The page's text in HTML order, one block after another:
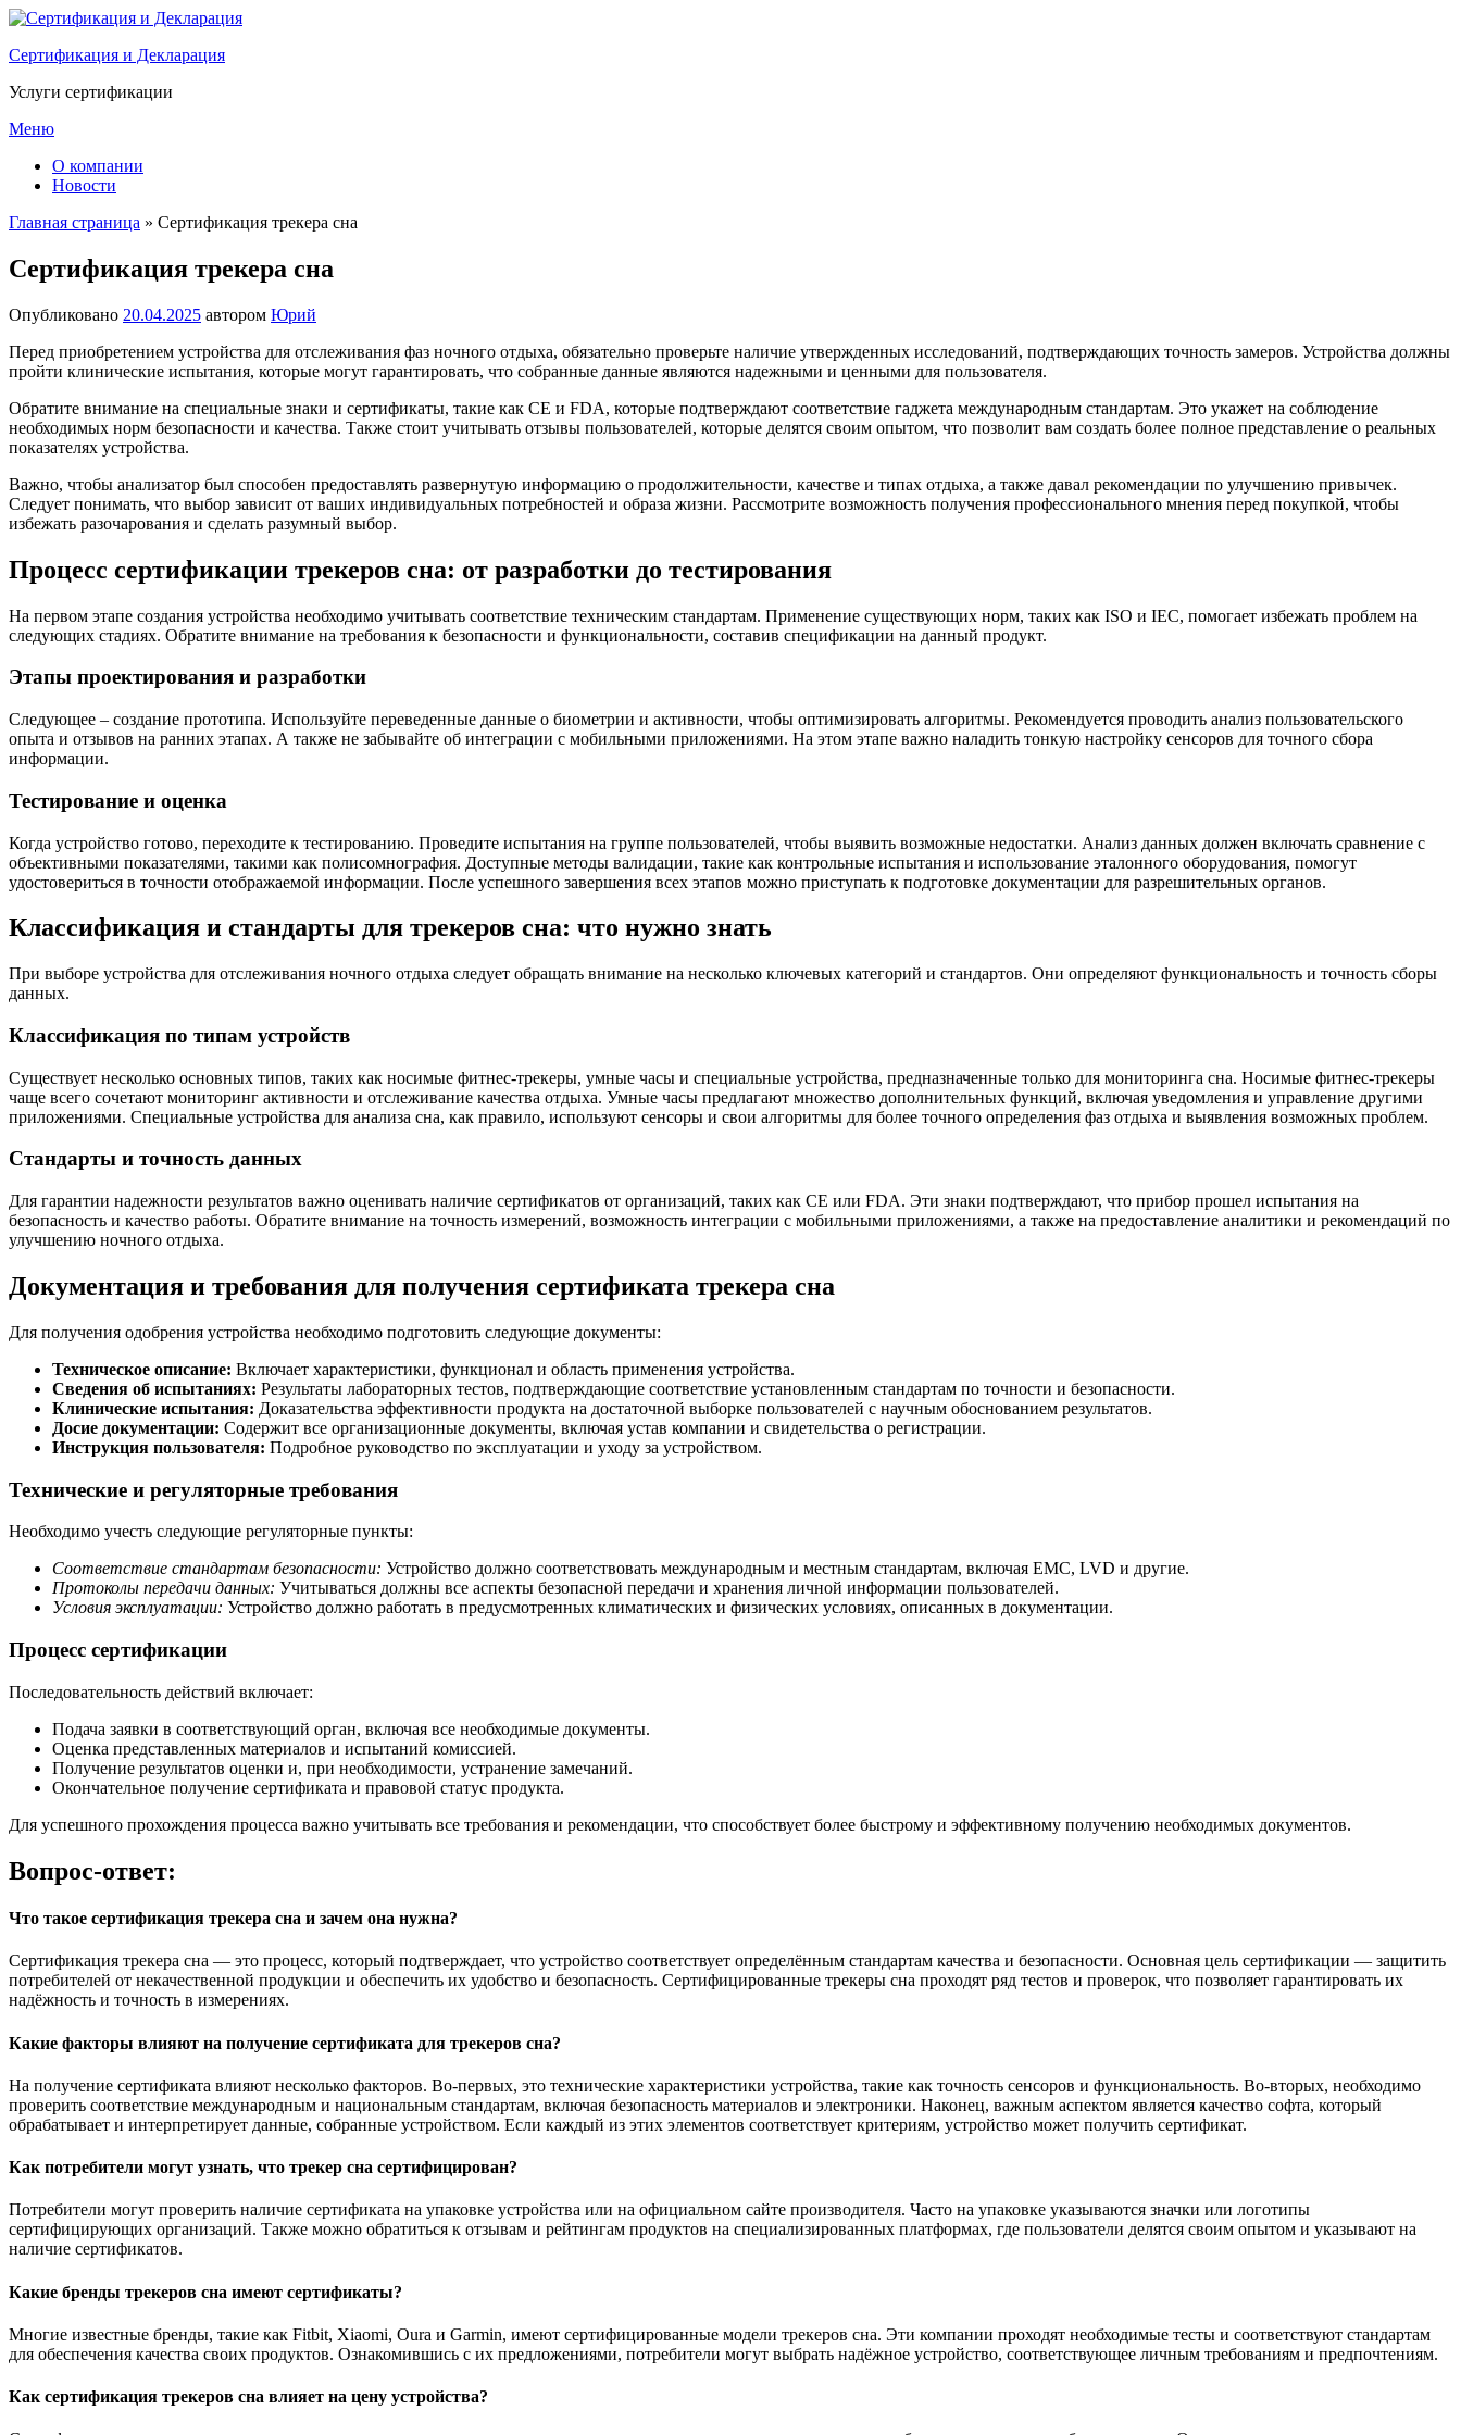
Перейти
содержимому
Сертификация и Декларация
Услуги сертификации
Меню
О компании
Новости
Главная страница » Сертификация трекера сна
Сертификация трекера сна
Опубликовано 20.04.2025 автором Юрий
Перед приобретением устройства для отслеживания фаз ночного отдыха, обязательно проверьте наличие утвержденных исследований, подтверждающих точность замеров. Устройства должны
пройти клинические испытания, которые могут гарантировать, что собранные данные являются надежными и ценными для пользователя.
Обратите внимание на специальные знаки и сертификаты, такие как CE и FDA, которые подтверждают соответствие гаджета международным стандартам. Это укажет на соблюдение
необходимых норм безопасности и качества. Также стоит учитывать отзывы пользователей, которые делятся своим опытом, что позволит вам создать более полное представление о реальных
показателях устройства.
Важно, чтобы анализатор был способен предоставлять развернутую информацию о продолжительности, качестве и типах отдыха, а также давал рекомендации по улучшению привычек.
Следует понимать, что выбор зависит от ваших индивидуальных потребностей и образа жизни. Рассмотрите возможность получения профессионального мнения перед покупкой, чтобы
избежать разочарования и сделать разумный выбор.
Процесс сертификации трекеров сна: от разработки до тестирования
На первом этапе создания устройства необходимо учитывать соответствие техническим стандартам. Применение существующих норм, таких как ISO и IEC, помогает избежать проблем на
следующих стадиях. Обратите внимание на требования к безопасности и функциональности, составив спецификации на данный продукт.
Этапы проектирования и разработки
Следующее – создание прототипа. Используйте переведенные данные о биометрии и активности, чтобы оптимизировать алгоритмы. Рекомендуется проводить анализ пользовательского
опыта и отзывов на ранних этапах. А также не забывайте об интеграции с мобильными приложениями. На этом этапе важно наладить тонкую настройку сенсоров для точного сбора
информации.
Тестирование и оценка
Когда устройство готово, переходите к тестированию. Проведите испытания на группе пользователей, чтобы выявить возможные недостатки. Анализ данных должен включать сравнение с
объективными показателями, такими как полисомнография. Доступные методы валидации, такие как контрольные испытания и использование эталонного оборудования, помогут
удостовериться в точности отображаемой информации. После успешного завершения всех этапов можно приступать к подготовке документации для разрешительных органов.
Классификация и стандарты для трекеров сна: что нужно знать
При выборе устройства для отслеживания ночного отдыха следует обращать внимание на несколько ключевых категорий и стандартов. Они определяют функциональность и точность сборы
данных.
Классификация по типам устройств
Существует несколько основных типов, таких как носимые фитнес-трекеры, умные часы и специальные устройства, предназначенные только для мониторинга сна. Носимые фитнес-трекеры
чаще всего сочетают мониторинг активности и отслеживание качества отдыха. Умные часы предлагают множество дополнительных функций, включая уведомления и управление другими
приложениями. Специальные устройства для анализа сна, как правило, используют сенсоры и свои алгоритмы для более точного определения фаз отдыха и выявления возможных проблем.
Стандарты и точность данных
Для гарантии надежности результатов важно оценивать наличие сертификатов от организаций, таких как CE или FDA. Эти знаки подтверждают, что прибор прошел испытания на
безопасность и качество работы. Обратите внимание на точность измерений, возможность интеграции с мобильными приложениями, а также на предоставление аналитики и рекомендаций по
улучшению ночного отдыха.
Документация и требования для получения сертификата трекера сна
Для получения одобрения устройства необходимо подготовить следующие документы:
Техническое описание: Включает характеристики, функционал и область применения устройства.
Сведения об испытаниях: Результаты лабораторных тестов, подтверждающие соответствие установленным стандартам по точности и безопасности.
Клинические испытания: Доказательства эффективности продукта на достаточной выборке пользователей с научным обоснованием результатов.
Досие документации: Содержит все организационные документы, включая устав компании и свидетельства о регистрации.
Инструкция пользователя: Подробное руководство по эксплуатации и уходу за устройством.
Технические и регуляторные требования
Необходимо учесть следующие регуляторные пункты:
Соответствие стандартам безопасности: Устройство должно соответствовать международным и местным стандартам, включая EMC, LVD и другие.
Протоколы передачи данных: Учитываться должны все аспекты безопасной передачи и хранения личной информации пользователей.
Условия эксплуатации: Устройство должно работать в предусмотренных климатических и физических условиях, описанных в документации.
Процесс сертификации
Последовательность действий включает:
Подача заявки в соответствующий орган, включая все необходимые документы.
Оценка представленных материалов и испытаний комиссией.
Получение результатов оценки и, при необходимости, устранение замечаний.
Окончательное получение сертификата и правовой статус продукта.
Для успешного прохождения процесса важно учитывать все требования и рекомендации, что способствует более быстрому и эффективному получению необходимых документов.
Вопрос-ответ:
Что такое сертификация трекера сна и зачем она нужна?
Сертификация трекера сна — это процесс, который подтверждает, что устройство соответствует определённым стандартам качества и безопасности. Основная цель сертификации — защитить
потребителей от некачественной продукции и обеспечить их удобство и безопасность. Сертифицированные трекеры сна проходят ряд тестов и проверок, что позволяет гарантировать их
надёжность и точность в измерениях.
Какие факторы влияют на получение сертификата для трекеров сна?
На получение сертификата влияют несколько факторов. Во-первых, это технические характеристики устройства, такие как точность сенсоров и функциональность. Во-вторых, необходимо
проверить соответствие международным и национальным стандартам, включая безопасность материалов и электроники. Наконец, важным аспектом является качество софта, который
обрабатывает и интерпретирует данные, собранные устройством. Если каждый из этих элементов соответствует критериям, устройство может получить сертификат.
Как потребители могут узнать, что трекер сна сертифицирован?
Потребители могут проверить наличие сертификата на упаковке устройства или на официальном сайте производителя. Часто на упаковке указываются значки или логотипы
сертифицирующих организаций. Также можно обратиться к отзывам и рейтингам продуктов на специализированных платформах, где пользователи делятся своим опытом и указывают на
наличие сертификатов.
Какие бренды трекеров сна имеют сертификаты?
Многие известные бренды, такие как Fitbit, Xiaomi, Oura и Garmin, имеют сертифицированные модели трекеров сна. Эти компании проходят необходимые тесты и соответствуют стандартам
для обеспечения качества своих продуктов. Ознакомившись с их предложениями, потребители могут выбрать надёжное устройство, соответствующее личным требованиям и предпочтениям.
Как сертификация трекеров сна влияет на цену устройства?